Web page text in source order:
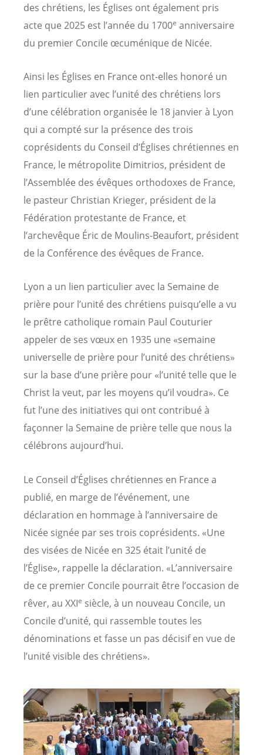
des chrétiens, les Églises ont également pris
acte que 2025 est l’année du 1700e anniversaire
du premier Concile œcuménique de Nicée.
Ainsi les Églises en France ont-elles honoré un
lien particulier avec l’unité des chrétiens lors
d’une célébration organisée le 18 janvier à Lyon
qui a compté sur la présence des trois
coprésidents du Conseil d’Églises chrétiennes en
France, le métropolite Dimitrios, président de
l’Assemblée des évêques orthodoxes de France,
le pasteur Christian Krieger, président de la
Fédération protestante de France, et
l’archevêque Éric de Moulins-Beaufort, président
de la Conférence des évêques de France.
Lyon a un lien particulier avec la Semaine de
prière pour l’unité des chrétiens puisqu’elle a vu
le prêtre catholique romain Paul Couturier
appeler de ses vœux en 1935 une «semaine
universelle de prière pour l’unité des chrétiens»
sur la base d’une prière pour «l’unité telle que le
Christ la veut, par les moyens qu’il voudra». Ce
fut l’une des initiatives qui ont contribué à
façonner la Semaine de prière telle que nous la
célébrons aujourd’hui.
Le Conseil d’Églises chrétiennes en France a
publié, en marge de l’événement, une
déclaration en hommage à l’anniversaire de
Nicée signée par ses trois coprésidents. «Une
des visées de Nicée en 325 était l’unité de
l’Église», rappelle la déclaration. «L’anniversaire
de ce premier Concile pourrait être l’occasion de
rêver, au XXIe siècle, à un nouveau Concile, un
Concile d’unité, qui rassemble toutes les
dénominations et fasse un pas décisif en vue de
l’unité visible des chrétiens».
Image